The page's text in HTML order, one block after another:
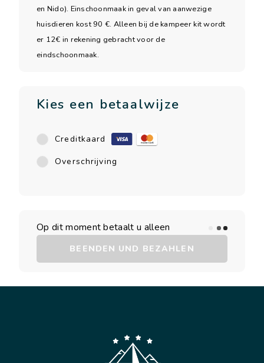
en Nido). Einschoonmaak in geval van aanwezige
huisdieren kost 90 €. Alleen bij de kampeer kit wordt
er 12€ in rekening gebracht voor de
eindschoonmaak.
Kies een betaalwijze
Creditkaard
Overschrijving
Op dit moment betaalt u alleen
BEENDEN UND BEZAHLEN